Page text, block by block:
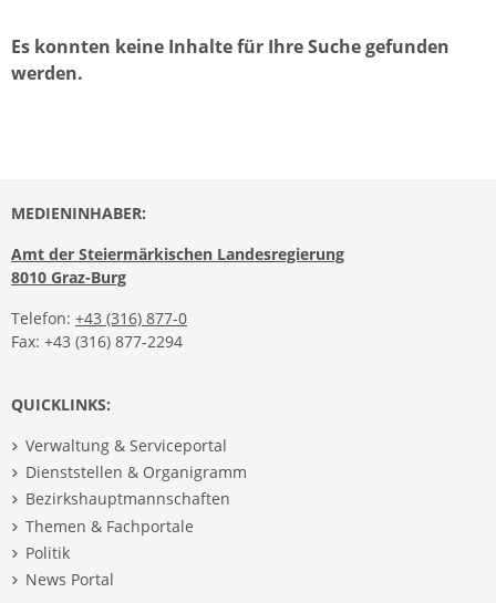
Es konnten keine Inhalte für Ihre Suche gefunden
werden.
MEDIENINHABER:
Amt der Steiermärkischen Landesregierung
8010 Graz-Burg
Telefon: +43 (316) 877-0
Fax: +43 (316) 877-2294
QUICKLINKS:
Verwaltung & Serviceportal
Dienststellen & Organigramm
Bezirkshauptmannschaften
Themen & Fachportale
Politik
News Portal